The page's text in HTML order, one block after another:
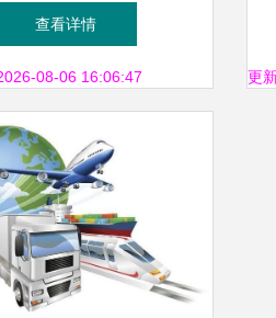
？多式联运服务揭秘
查看详情
08-06 16:06:47 更